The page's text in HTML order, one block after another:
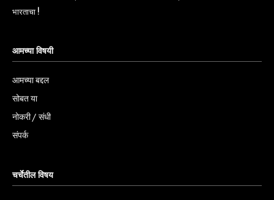
भारताचा !
आमच्या विषयी
आमच्या बद्दल
सोबत या
नोकरी / संधी
संपर्क
चर्चेतील विषय